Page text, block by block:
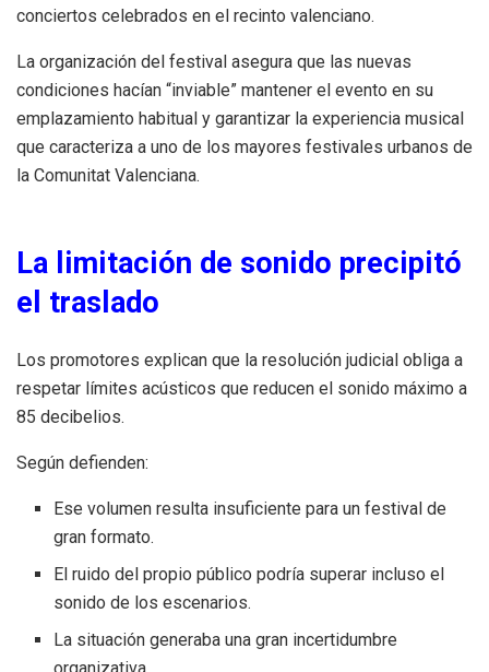
conciertos celebrados en el recinto valenciano.
La organización del festival asegura que las nuevas
condiciones hacían “inviable” mantener el evento en su
emplazamiento habitual y garantizar la experiencia musical
que caracteriza a uno de los mayores festivales urbanos de
la Comunitat Valenciana.
La limitación de sonido precipitó
el traslado
Los promotores explican que la resolución judicial obliga a
respetar límites acústicos que reducen el sonido máximo a
85 decibelios.
Según defienden:
Ese volumen resulta insuficiente para un festival de
gran formato.
El ruido del propio público podría superar incluso el
sonido de los escenarios.
La situación generaba una gran incertidumbre